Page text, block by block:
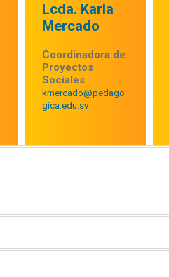
Lcda. Karla
Mercado
Coordinadora de
Proyectos
Sociales
kmercado@pedago
gica.edu.sv